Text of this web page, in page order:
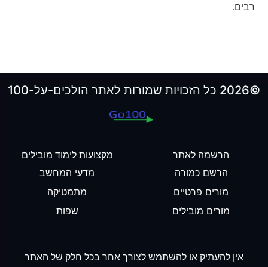
רבים.
©2026 כל הזכויות שמורות לאתר הולכים-על-100
הרשמה לאתר
הרשם כמורה
מורים פרטיים
מורים מובילים
מקצועות לימוד מובילים
מדעי המחשב
מתמטיקה
שפות
אין להעתיק או להשתמש לצורך אחר בכל חלק של האתר